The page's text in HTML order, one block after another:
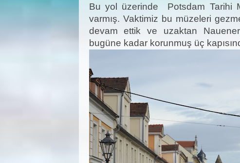
Bu yol üzerinde Potsdam Tarihi
varmış. Vaktimiz bu müzeleri
devam ettik ve uzaktan Nauener
bugüne kadar korunmuş üç